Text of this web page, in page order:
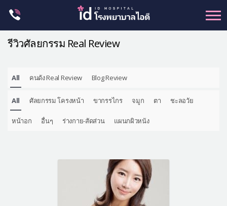
ศัลยกรรม โครงหน้า
ขากรรไกร
จมูก
รีวิวศัลยกรรม Real Review
All คนดัง Real Review Blog Review
All ศัลยกรรม โครงหน้า ขากรรไกร จมูก ตา ชะลอวัย
หน้าอก อื่นๆ ร่างกาย-สัดส่วน แผนกผิวหนัง